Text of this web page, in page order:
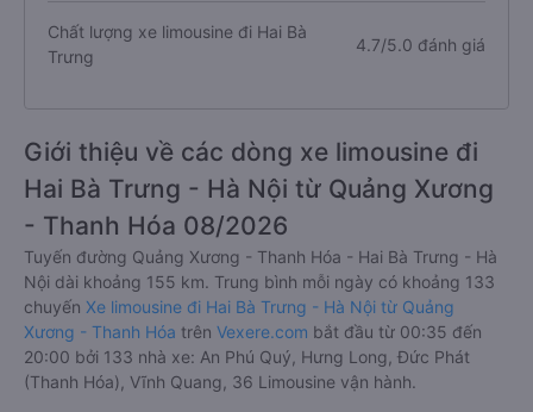
Chất lượng xe limousine đi Hai Bà
Trưng
4.7/5.0 đánh giá
Giới thiệu về các dòng xe limousine đi
Hai Bà Trưng - Hà Nội từ Quảng Xương
- Thanh Hóa 08/2026
Tuyến đường Quảng Xương - Thanh Hóa - Hai Bà Trưng - Hà
Nội dài khoảng 155 km. Trung bình mỗi ngày có khoảng 133
chuyến Xe limousine đi Hai Bà Trưng - Hà Nội từ Quảng
Xương - Thanh Hóa trên Vexere.com bắt đầu từ 00:35 đến
20:00 bởi 133 nhà xe: An Phú Quý, Hưng Long, Đức Phát
(Thanh Hóa), Vĩnh Quang, 36 Limousine vận hành.